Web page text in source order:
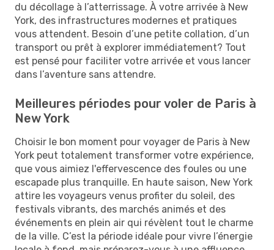
du décollage à l’atterrissage. À votre arrivée à New
York, des infrastructures modernes et pratiques
vous attendent. Besoin d’une petite collation, d’un
transport ou prêt à explorer immédiatement? Tout
est pensé pour faciliter votre arrivée et vous lancer
dans l’aventure sans attendre.
Meilleures périodes pour voler de Paris à
New York
Choisir le bon moment pour voyager de Paris à New
York peut totalement transformer votre expérience,
que vous aimiez l'effervescence des foules ou une
escapade plus tranquille. En haute saison, New York
attire les voyageurs venus profiter du soleil, des
festivals vibrants, des marchés animés et des
événements en plein air qui révèlent tout le charme
de la ville. C’est la période idéale pour vivre l’énergie